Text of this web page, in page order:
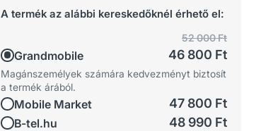
A termék az alábbi kereskedőknél érhető el:
Grandmobile
52 000 Ft
46 800 Ft
Magánszemélyek számára kedvezményt biztosít
a termék árából.
Mobile Market 47 800 Ft
B-tel.hu 48 990 Ft